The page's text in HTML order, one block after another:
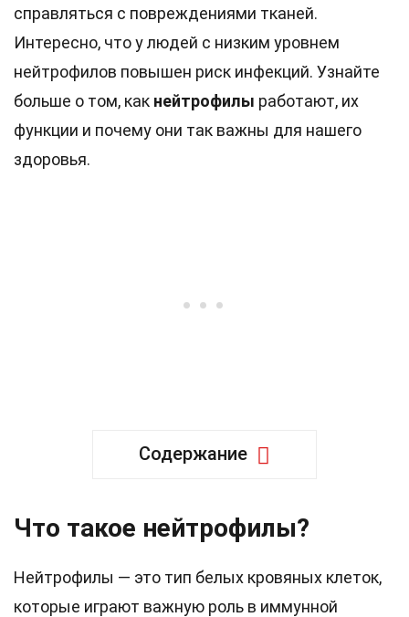
справляться с повреждениями тканей.
Интересно, что у людей с низким уровнем
нейтрофилов повышен риск инфекций. Узнайте
больше о том, как нейтрофилы работают, их
функции и почему они так важны для нашего
здоровья.
Содержание
Что такое нейтрофилы?
Нейтрофилы — это тип белых кровяных клеток,
которые играют важную роль в иммунной